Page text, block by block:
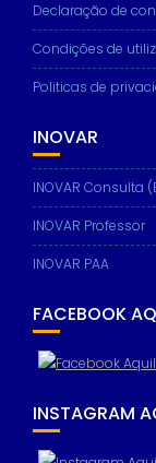
Declaração de
Condições de
Politicas de
INOVAR
INOVAR Consulta
INOVAR Professor
INOVAR PAA
FACEBOOK
INSTAGRAM